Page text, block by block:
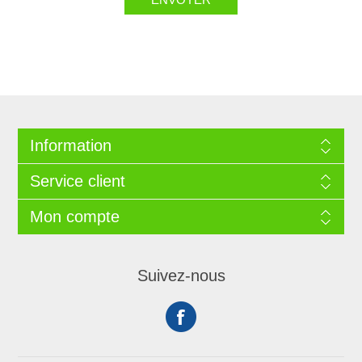
Information
Service client
Mon compte
Suivez-nous